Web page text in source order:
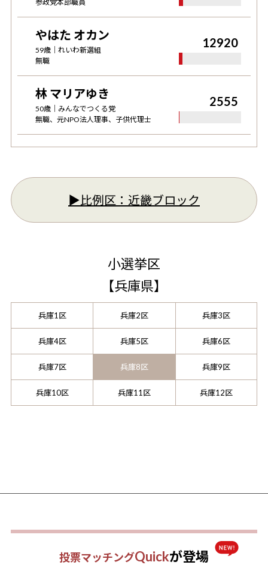
参政党本部職員
やはた オカン
59歳｜ れいわ新選組
無職
12920
林 マリアゆき
50歳｜ みんなでつくる党
無職、元NPO法人理事、子供代理士
2555
▶︎比例区： 近畿ブロック
小選挙区
【兵庫県】
兵庫1区 兵庫2区 兵庫3区
兵庫4区 兵庫5区 兵庫6区
兵庫7区 兵庫8区 兵庫9区
兵庫10区 兵庫11区 兵庫12区
投票マッチングQuickが登場